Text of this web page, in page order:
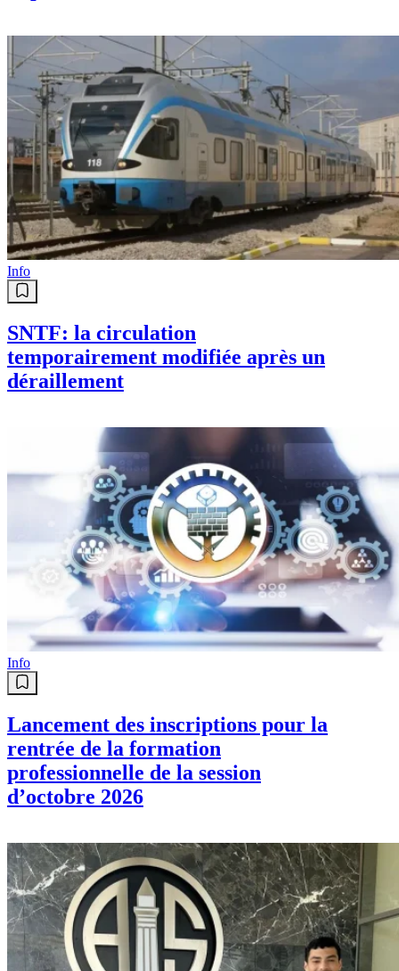
Info
SNTF: la circulation
temporairement modifiée après un
déraillement
Info
Lancement des inscriptions pour la
rentrée de la formation
professionnelle de la session
d’octobre 2026